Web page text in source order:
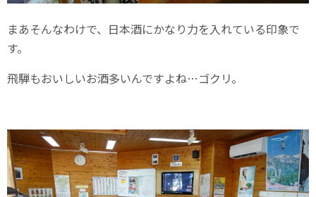
まあそんなわけで、日本酒にかなり力を入れている印象で
す。
飛騨もおいしいお酒多いんですよね…ゴクリ。